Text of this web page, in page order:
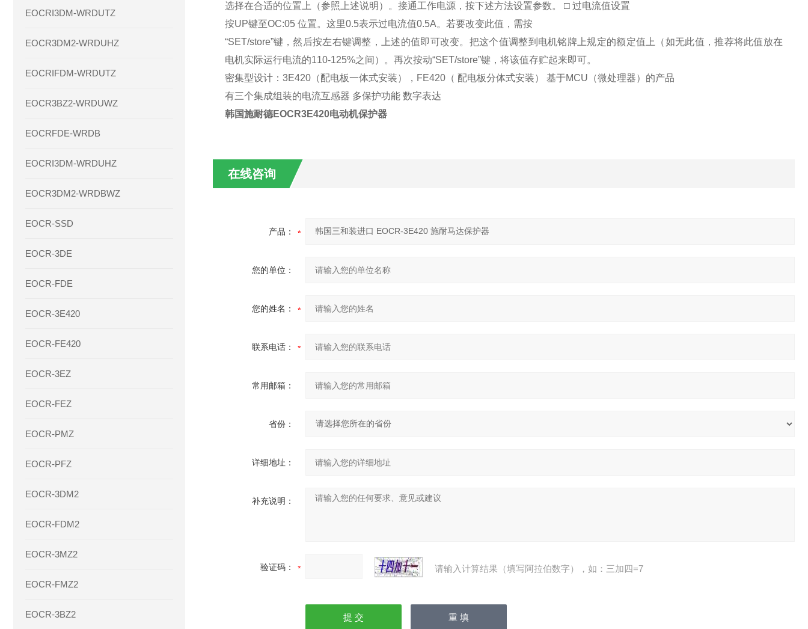
EOCRI3DM-WRDUTZ
EOCR3DM2-WRDUHZ
EOCRIFDM-WRDUTZ
EOCR3BZ2-WRDUWZ
EOCRFDE-WRDB
EOCRI3DM-WRDUHZ
EOCR3DM2-WRDBWZ
EOCR-SSD
EOCR-3DE
EOCR-FDE
EOCR-3E420
EOCR-FE420
EOCR-3EZ
EOCR-FEZ
EOCR-PMZ
EOCR-PFZ
EOCR-3DM2
EOCR-FDM2
EOCR-3MZ2
EOCR-FMZ2
EOCR-3BZ2
选择在合适的位置上（参照上述说明）。接通工作电源，按下述方法设置参数。 □ 过电流值设置
按UP键至OC:05 位置。这里0.5表示过电流值0.5A。若要改变此值，需按
“SET/store”键，然后按左右键调整，上述的值即可改变。把这个值调整到电机铭牌上规定的额定值上（如无此值，推荐将此值放在
电机实际运行电流的110-125%之间）。再次按动“SET/store”键，将该值存贮起来即可。
密集型设计：3E420（配电板一体式安装），FE420（ 配电板分体式安装） 基于MCU（微处理器）的产品
有三个集成组装的电流互感器 多保护功能 数字表达
韩国施耐德EOCR3E420电动机保护器
在线咨询
产品：
您的单位：
您的姓名：
联系电话：
常用邮箱：
省份：
详细地址：
补充说明：
验证码： 请输入计算结果（填写阿拉伯数字），如：三加四=7